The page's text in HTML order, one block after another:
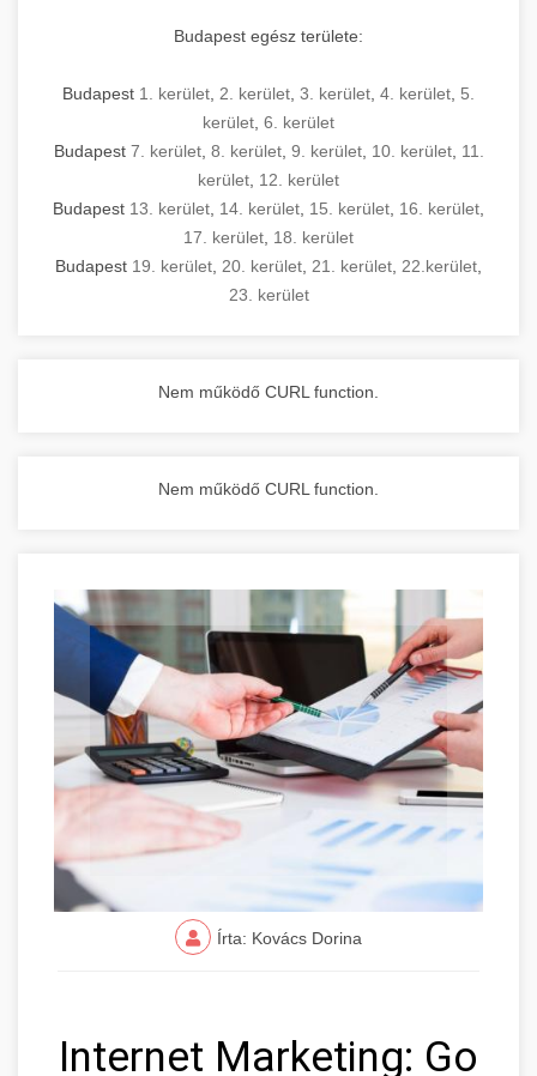
Budapest egész területe:
Budapest 1. kerület 2. kerület 3. kerület 4. kerület 5.
kerület 6. kerület
Budapest 7. kerület, 8. kerület, 9. kerület, 10. kerület, 11.
kerület 12. kerület
Budapest 13. kerület 14. kerület 15. kerület 16. kerület
17. kerület 18. kerület
Budapest 19. kerület 20. kerület 21. kerület 22.kerület
23. kerület
Nem működő CURL function.
Nem működő CURL function.
Írta: Kovács Dorina
Internet Marketing: Go